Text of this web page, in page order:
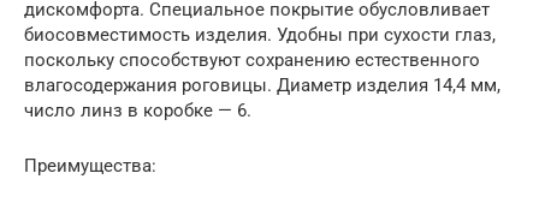
дискомфорта. Специальное покрытие обусловливает
биосовместимость изделия. Удобны при сухости глаз,
поскольку способствуют сохранению естественного
влагосодержания роговицы. Диаметр изделия 14,4 мм,
число линз в коробке — 6.
Преимущества: